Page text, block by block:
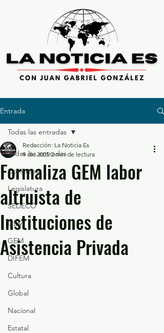
Entrada
Todas las entradas
Congreso
Legislatura
SEDECO
GEM
GEM
DIFEM
Cultura
Global
Nacional
Estatal
Todas las entradas
Formaliza GEM labor
altruista de
Instituciones de
Asistencia Privada
Redacción: La Noticia Es
9 dic 2025 2 min de lectura